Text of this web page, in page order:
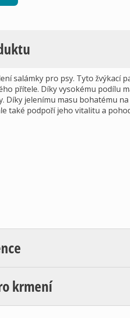
salámky pro psy. Tyto žvýkací
přítele. Díky vysokému podílu
Díky jelenímu masu bohatému
také podpoří jeho vitalitu a
krmení